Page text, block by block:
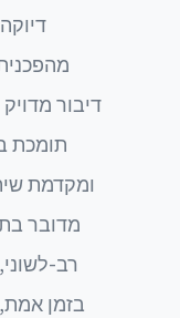
דיבור
תומכת
ומקדמת
מדובר
רב-
בזמן